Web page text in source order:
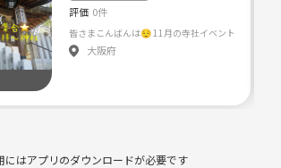
評価 0件
大阪府
にはアプリのダウンロードが必要です